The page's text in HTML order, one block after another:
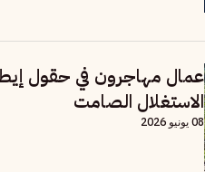
عمال مهاجرون في حقول
الاستغلال الصامت
08 يونيو 2026